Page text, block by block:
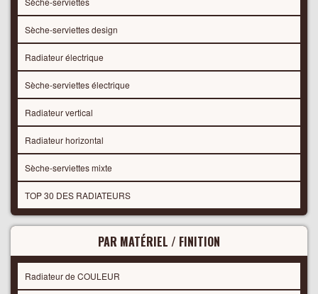
Sèche-serviettes design
Radiateur électrique
Sèche-serviettes électrique
Radiateur vertical
Radiateur horizontal
Sèche-serviettes mixte
TOP 30 DES RADIATEURS
PAR MATÉRIEL / FINITION
Radiateur de COULEUR